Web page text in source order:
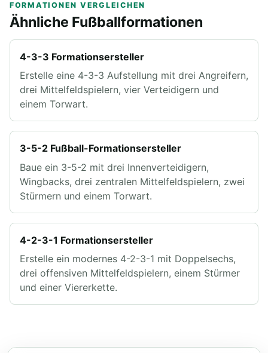
FORMATIONEN VERGLEICHEN
Ähnliche Fußballformationen
4-3-3 Formationsersteller
Erstelle eine 4-3-3 Aufstellung mit drei Angreifern,
drei Mittelfeldspielern, vier Verteidigern und
einem Torwart.
3-5-2 Fußball-Formationsersteller
Baue ein 3-5-2 mit drei Innenverteidigern,
Wingbacks, drei zentralen Mittelfeldspielern, zwei
Stürmern und einem Torwart.
4-2-3-1 Formationsersteller
Erstelle ein modernes 4-2-3-1 mit Doppelsechs,
drei offensiven Mittelfeldspielern, einem Stürmer
und einer Viererkette.